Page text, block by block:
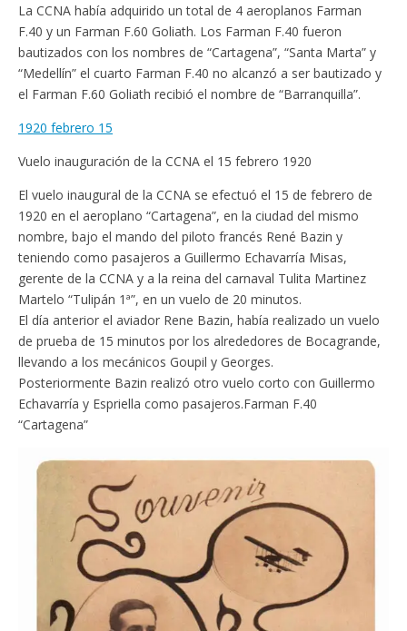
La CCNA había adquirido un total de 4 aeroplanos Farman
F.40 y un Farman F.60 Goliath. Los Farman F.40 fueron
bautizados con los nombres de “Cartagena”, “Santa Marta” y
“Medellín” el cuarto Farman F.40 no alcanzó a ser bautizado y
el Farman F.60 Goliath recibió el nombre de “Barranquilla”.
1920 febrero 15
Vuelo inauguración de la CCNA el 15 febrero 1920
El vuelo inaugural de la CCNA se efectuó el 15 de febrero de
1920 en el aeroplano “Cartagena”, en la ciudad del mismo
nombre, bajo el mando del piloto francés René Bazin y
teniendo como pasajeros a Guillermo Echavarría Misas,
gerente de la CCNA y a la reina del carnaval Tulita Martinez
Martelo “Tulipán 1ª”, en un vuelo de 20 minutos.
El día anterior el aviador Rene Bazin, había realizado un vuelo
de prueba de 15 minutos por los alrededores de Bocagrande,
llevando a los mecánicos Goupil y Georges.
Posteriormente Bazin realizó otro vuelo corto con Guillermo
Echavarría y Espriella como pasajeros.Farman F.40
“Cartagena”